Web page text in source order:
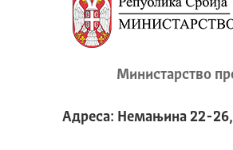
Министарство
Адреса: Немањина 22-26,